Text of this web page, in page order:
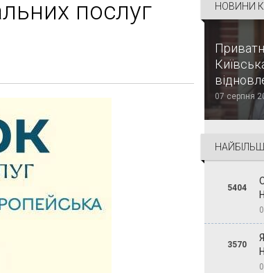
послуг
НОВИНИ
07 серпня
5404
3570